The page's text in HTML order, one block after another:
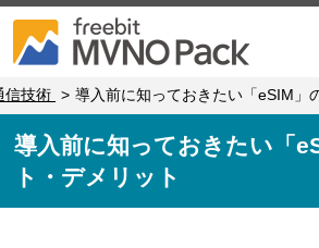
信技術 導入前に知っておきたい「eSIM」
導入前に知っておきたい「
ト・デメリット